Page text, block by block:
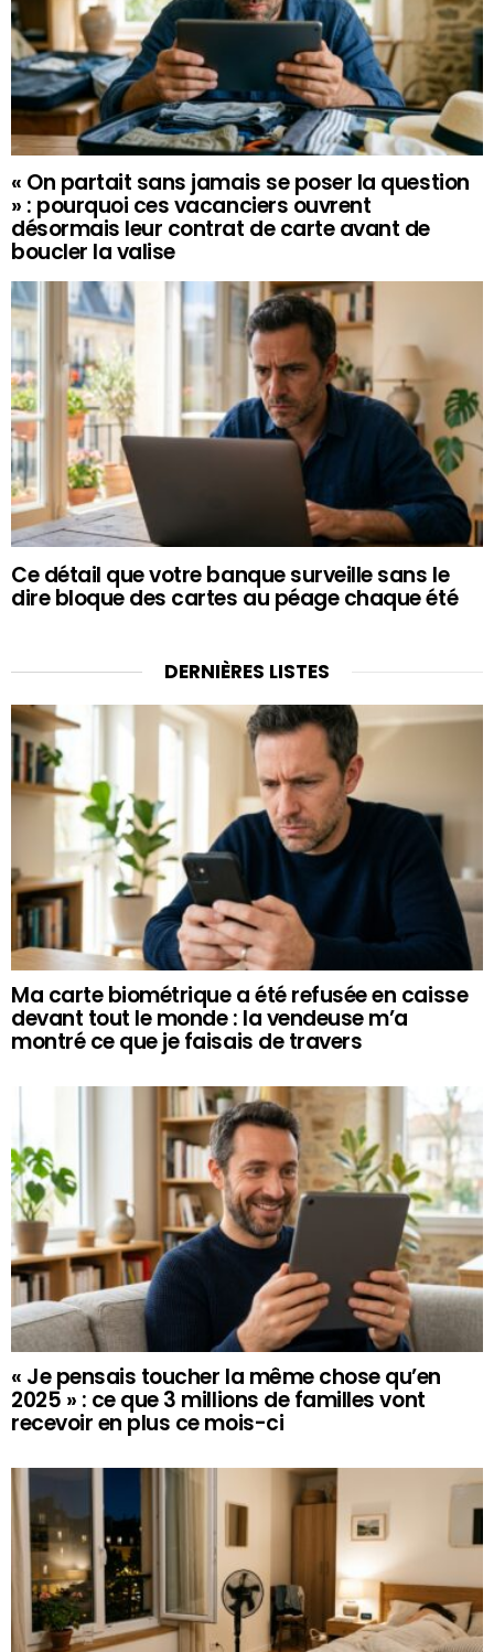
« On partait sans jamais se poser la question
» : pourquoi ces vacanciers ouvrent
désormais leur contrat de carte avant de
boucler la valise
Ce détail que votre banque surveille sans le
dire bloque des cartes au péage chaque été
DERNIÈRES LISTES
Ma carte biométrique a été refusée en caisse
devant tout le monde : la vendeuse m’a
montré ce que je faisais de travers
« Je pensais toucher la même chose qu’en
2025 » : ce que 3 millions de familles vont
recevoir en plus ce mois-ci